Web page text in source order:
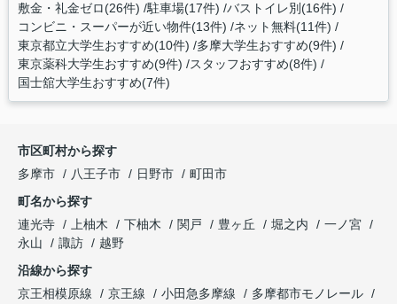
敷金・礼金ゼロ(26件) 駐車場(17件) バストイレ別(16件)
コンビニ・スーパーが近い物件(13件) ネット無料(11件)
東京都立大学生おすすめ(10件) 多摩大学生おすすめ(9件)
東京薬科大学生おすすめ(9件) スタッフおすすめ(8件)
国士舘大学生おすすめ(7件)
市区町村から探す
多摩市
八王子市 日野市
町田市
町名から探す
連光寺
上柚木 下柚木 関戸 豊ヶ丘 堀之内
一ノ宮
永山
諏訪
越野
沿線から探す
京王相模原線
京王線 小田急多摩線
多摩都市モノレール